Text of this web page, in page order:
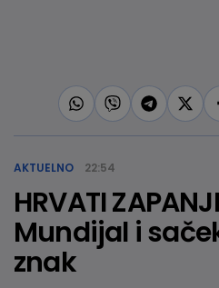
AKTUELNO 22:54
HRVATI
Mundijal i
znak